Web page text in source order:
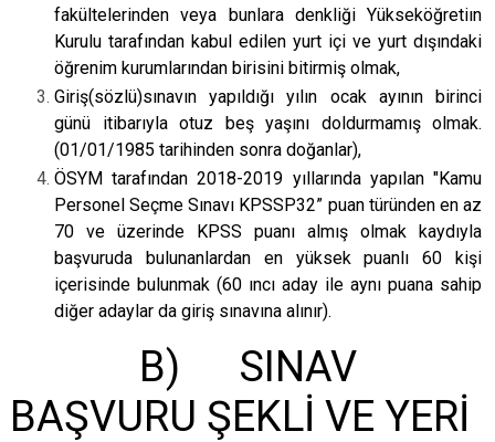
fakültelerinden veya bunlara denkliği Yükseköğretiın
Kurulu tarafından kabul edilen yurt içi ve yurt dışındaki
öğrenim kurumlarından birisini bitirmiş olmak,
Giriş(sözlü)sınavın yapıldığı yılın ocak ayının birinci
günü itibarıyla otuz beş yaşını doldurmamış olmak.
(01/01/1985 tarihinden sonra doğanlar),
ÖSYM tarafından 2018-2019 yıllarında yapılan "Kamu
Personel Seçme Sınavı KPSSP32” puan türünden en az
70 ve üzerinde KPSS puanı almış olmak kaydıyla
başvuruda bulunanlardan en yüksek puanlı 60 kişi
içerisinde bulunmak (60 ıncı aday ile aynı puana sahip
diğer adaylar da giriş sınavına alınır).
B) SINAV
BAŞVURU ŞEKLİ VE YERİ